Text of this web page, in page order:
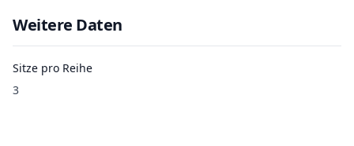
Weitere Daten
Sitze pro Reihe
3